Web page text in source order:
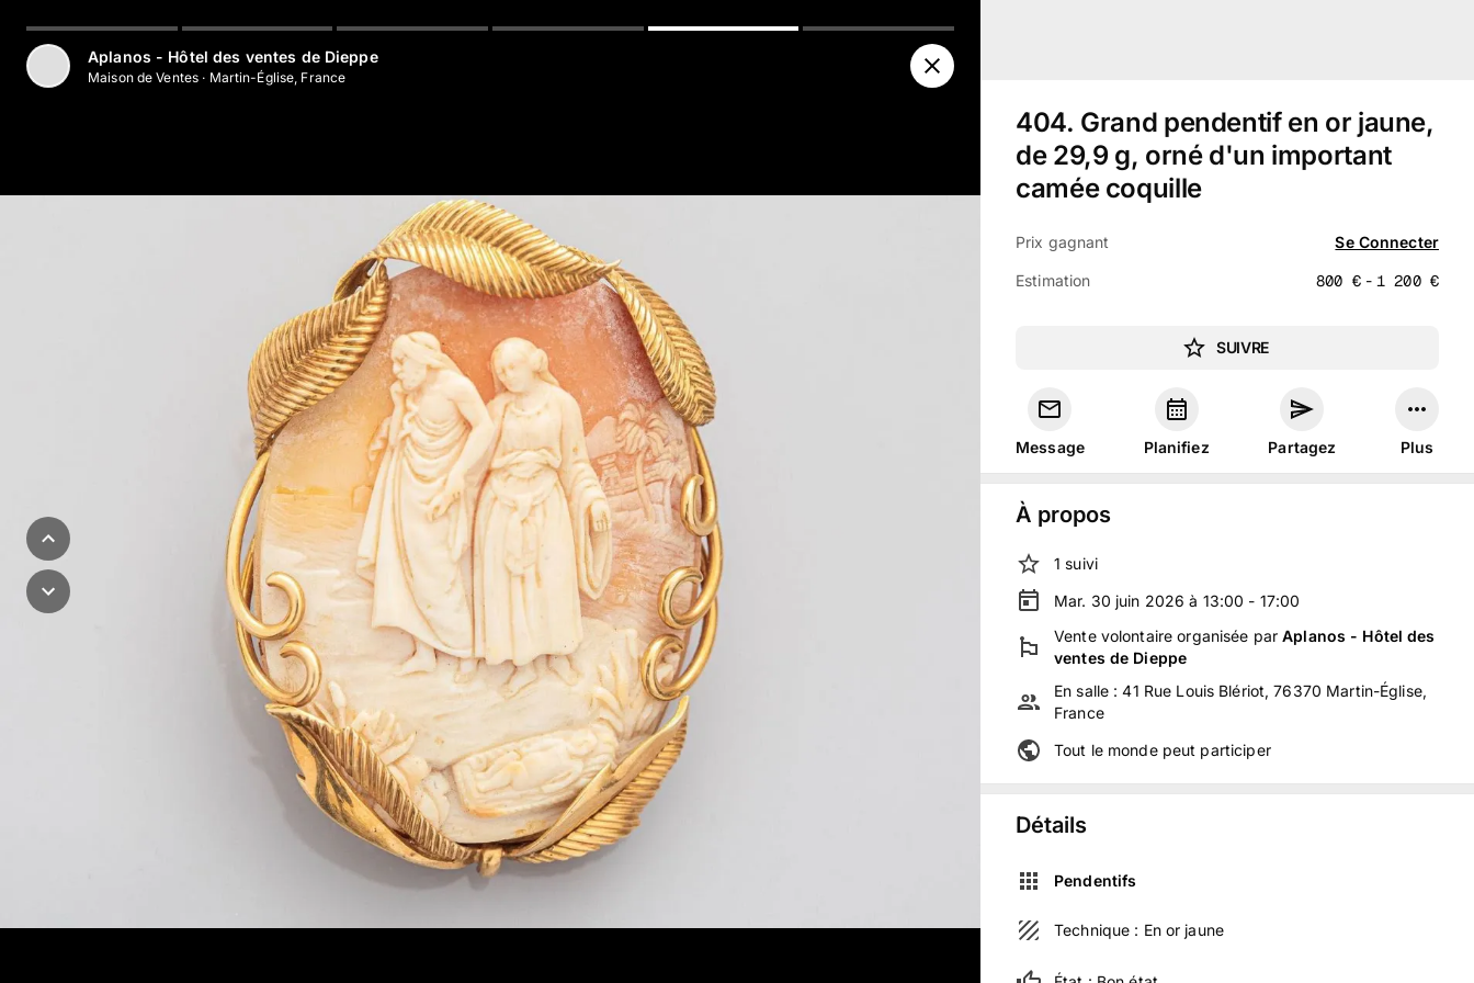
Aplanos - Hôtel des ventes de Dieppe
Maison de Ventes · Martin-Église, France
404. Grand pendentif en or jaune,
de 29,9 g, orné d'un important
camée coquille
Prix gagnant Se Connecter
Estimation 800 €- 1 200 €
SUIVRE
Message Planifiez Partagez Plus
À propos
1 suivi
Mar. 30 juin 2026 à 13:00 - 17:00
Vente volontaire organisée parAplanos - Hôtel des
ventes de Dieppe
En salle :41 Rue Louis Blériot, 76370 Martin-Église,
France
Tout le monde peut participer
Détails
Pendentifs
Technique : En or jaune